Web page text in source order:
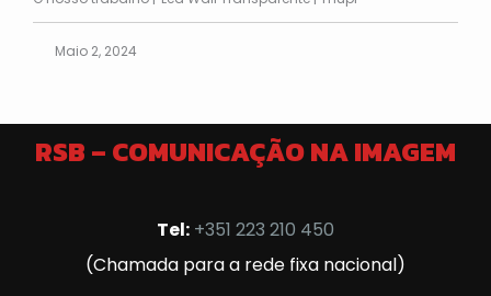
Maio 2, 2024
RSB – COMUNICAÇÃO NA IMAGEM
Tel: +351 223 210 450
(Chamada para a rede fixa nacional)